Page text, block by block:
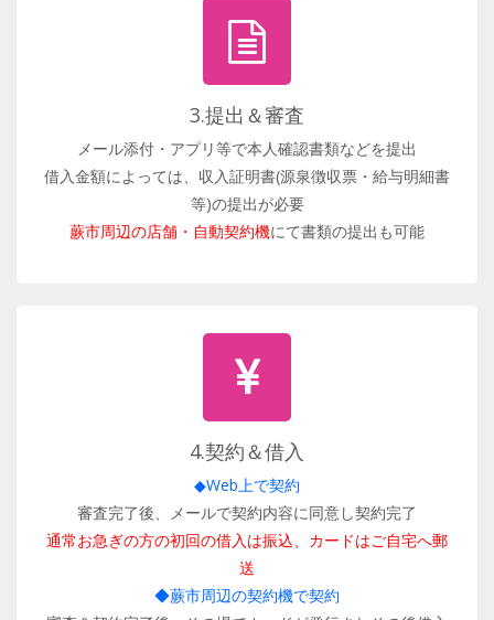
3.提出＆審査
メール添付・アプリ等で本人確認書類などを提出
借入金額によっては、収入証明書(源泉徴収票・給与明細書
等)の提出が必要
蕨市周辺の店舗・自動契約機にて書類の提出も可能
4.契約＆借入
◆Web上で契約
審査完了後、メールで契約内容に同意し契約完了
通常お急ぎの方の初回の借入は振込、カードはご自宅へ郵
送
◆蕨市周辺の契約機で契約